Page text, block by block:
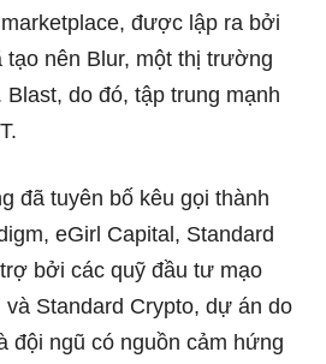
được lập ra bởi
nên Blur, một thị trường
Blast, do đó, tập trung mạnh
đã tuyên bố kêu gọi thành
eGirl Capital, Standard
bởi các quỹ đầu tư mạo
Standard Crypto, dự án do
đội ngũ có nguồn cảm hứng